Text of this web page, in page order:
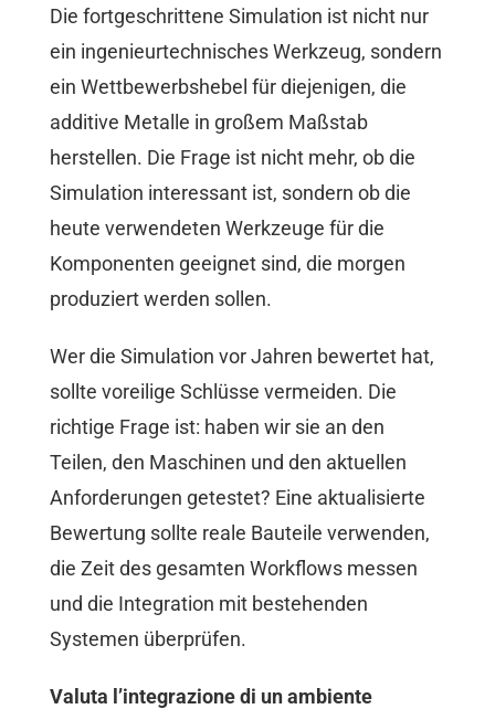
Die fortgeschrittene Simulation ist nicht nur
ein ingenieurtechnisches Werkzeug, sondern
ein Wettbewerbshebel für diejenigen, die
additive Metalle in großem Maßstab
herstellen. Die Frage ist nicht mehr, ob die
Simulation interessant ist, sondern ob die
heute verwendeten Werkzeuge für die
Komponenten geeignet sind, die morgen
produziert werden sollen.
Wer die Simulation vor Jahren bewertet hat,
sollte voreilige Schlüsse vermeiden. Die
richtige Frage ist: haben wir sie an den
Teilen, den Maschinen und den aktuellen
Anforderungen getestet? Eine aktualisierte
Bewertung sollte reale Bauteile verwenden,
die Zeit des gesamten Workflows messen
und die Integration mit bestehenden
Systemen überprüfen.
Valuta l’integrazione di un ambiente